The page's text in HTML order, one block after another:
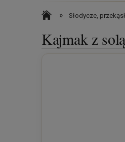
» Słodycze,
Kajmak z